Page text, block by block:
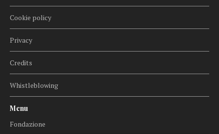
Cookie policy
Privacy
Credits
Whistleblowing
Menu
Fondazione